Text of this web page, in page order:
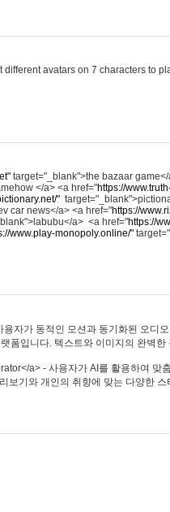
avatars on 7 characters to
target="_blank">the bazaar
</a> <a href="https://
"
car news</a> <a href="https://
a> <a href="https://
www.play-monopoly.online/"
자가 동적인 모션과 동기화된 오디
폼입니다. 텍스트와 이미지의 완벽
a> - 사용자가 AI를 활용하여 맞
보기와 개인의 취향에 맞는 다양한